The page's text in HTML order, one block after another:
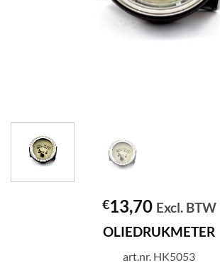
€13,70 Excl. BTW
OLIEDRUKMETER
art.nr. HK5053